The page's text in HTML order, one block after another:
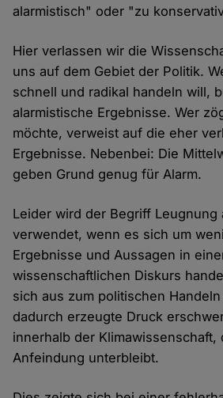
alarmistisch" oder "zu
Hier verlassen wir die
uns auf dem Gebiet der Politik.
schnell und radikal handeln will,
alarmistische Ergebnisse. Wer
möchte, verweist auf die eher
Ergebnisse. Nebenbei: Die
geben Grund genug für Alarm.
Leider wird der Begriff Leugnung
verwendet, wenn es sich um
Ergebnisse und Aussagen in
wissenschaftlichen Diskurs
sich aus zum politischen
dadurch erzeugte Druck
innerhalb der Klimawissenschaft,
Anfeindung unterbleibt.